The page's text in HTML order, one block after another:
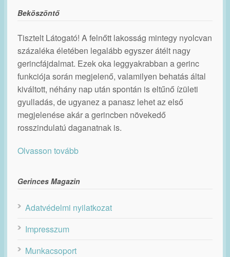
Beköszöntő
Tisztelt Látogató! A felnőtt lakosság mintegy nyolcvan
százaléka életében legalább egyszer átélt nagy
gerincfájdalmat. Ezek oka leggyakrabban a gerinc
funkciója során megjelenő, valamilyen behatás által
kiváltott, néhány nap után spontán is eltűnő ízületi
gyulladás, de ugyanez a panasz lehet az első
megjelenése akár a gerincben növekedő
rosszindulatú daganatnak is.
Olvasson tovább
Gerinces Magazin
Adatvédelmi nyilatkozat
Impresszum
Munkacsoport